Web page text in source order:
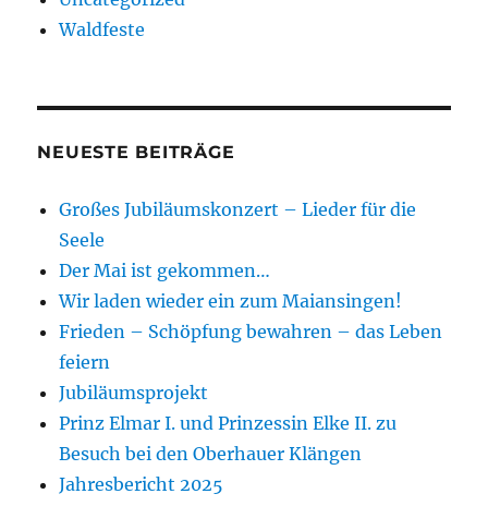
Waldfeste
NEUESTE BEITRÄGE
Großes Jubiläumskonzert – Lieder für die
Seele
Der Mai ist gekommen…
Wir laden wieder ein zum Maiansingen!
Frieden – Schöpfung bewahren – das Leben
feiern
Jubiläumsprojekt
Prinz Elmar I. und Prinzessin Elke II. zu
Besuch bei den Oberhauer Klängen
Jahresbericht 2025